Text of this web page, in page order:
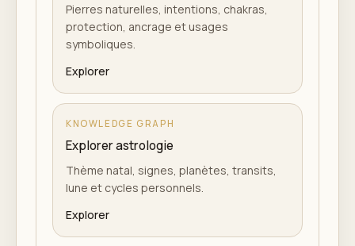
Pierres naturelles, intentions, chakras,
protection, ancrage et usages
symboliques.
Explorer
KNOWLEDGE GRAPH
Explorer astrologie
Thème natal, signes, planètes, transits,
lune et cycles personnels.
Explorer